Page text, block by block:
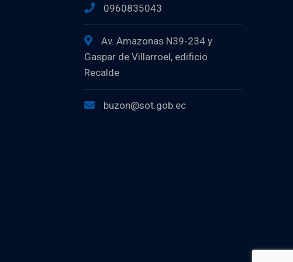
0960835043
Av. Amazonas N39-234 y
Gaspar de Villarroel, edificio
Recalde
buzon@sot.gob.ec